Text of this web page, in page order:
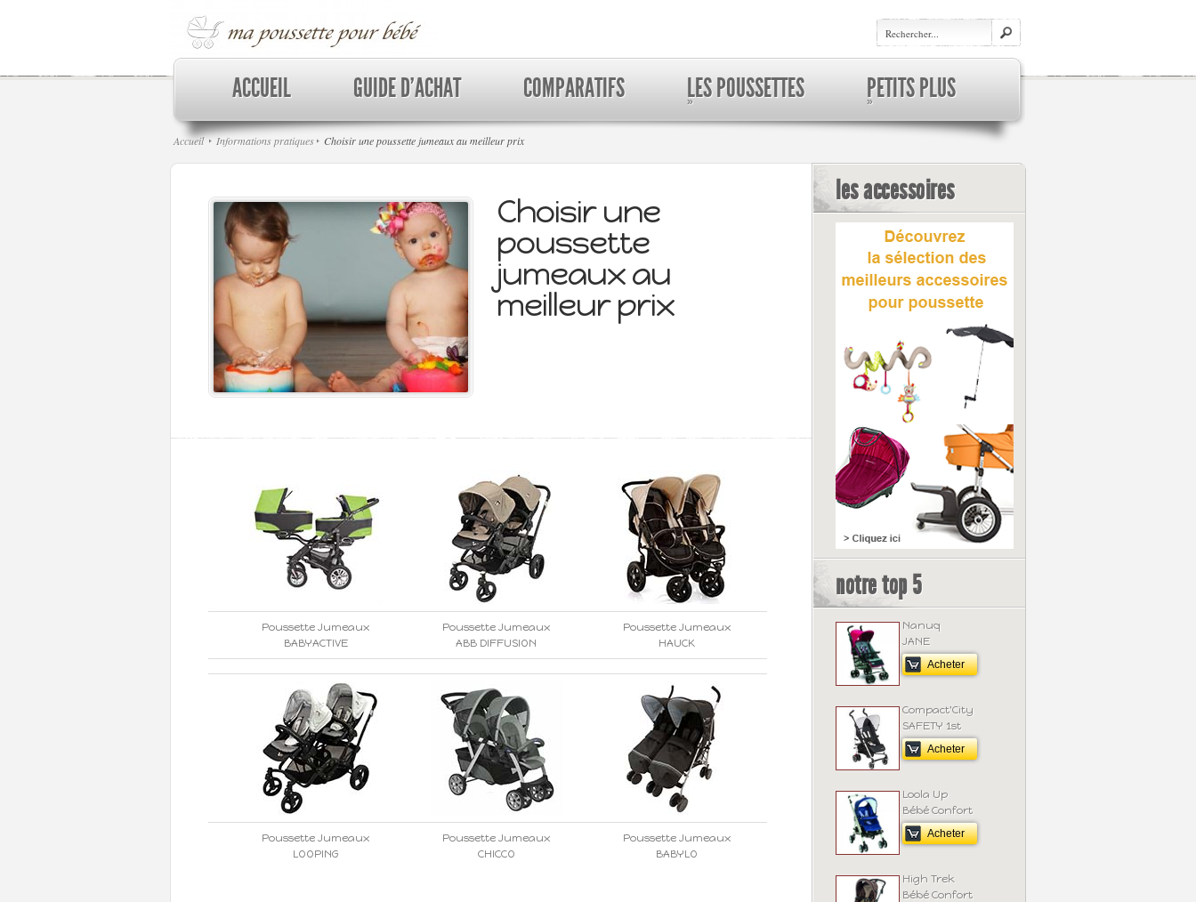
ACCUEIL GUIDE D’ACHAT COMPARATIFS LES POUSSETTES
» PETITS PLUS
»
Accueil Informations pratiques Choisir une poussette jumeaux au meilleur prix
Choisir une
poussette
jumeaux au
meilleur prix
Poussette Jumeaux
BABYACTIVE
Poussette Jumeaux
ABB DIFFUSION
Poussette Jumeaux
HAUCK
Poussette Jumeaux
LOOPING
Poussette Jumeaux
CHICCO
Poussette Jumeaux
BABYLO
les accessoires
notre top 5
Nanuq
JANE
Acheter
Compact'City
SAFETY 1st
Acheter
Loola Up
Bébé Confort
Acheter
High Trek
Bébé Confort